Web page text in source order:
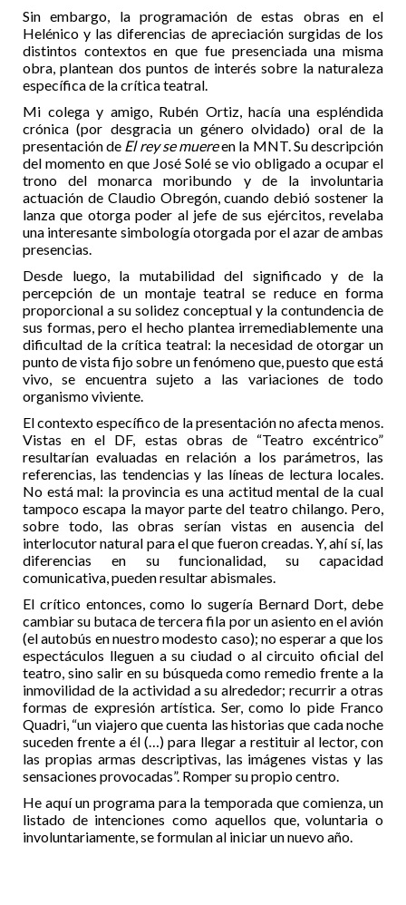
Sin embargo, la programación de estas obras en el
Helénico y las diferencias de apreciación surgidas de los
distintos contextos en que fue presenciada una misma
obra, plantean dos puntos de interés sobre la naturaleza
específica de la crítica teatral.
Mi colega y amigo, Rubén Ortiz, hacía una espléndida
crónica (por desgracia un género olvidado) oral de la
presentación de El rey se muereen la MNT. Su descripción
del momento en que José Solé se vio obligado a ocupar el
trono del monarca moribundo y de la involuntaria
actuación de Claudio Obregón, cuando debió sostener la
lanza que otorga poder al jefe de sus ejércitos, revelaba
una interesante simbología otorgada por el azar de ambas
presencias.
Desde luego, la mutabilidad del significado y de la
percepción de un montaje teatral se reduce en forma
proporcional a su solidez conceptual y la contundencia de
sus formas, pero el hecho plantea irremediablemente una
dificultad de la crítica teatral: la necesidad de otorgar un
punto de vista fijo sobre un fenómeno que, puesto que está
vivo, se encuentra sujeto a las variaciones de todo
organismo viviente.
El contexto específico de la presentación no afecta menos.
Vistas en el DF, estas obras de “Teatro excéntrico”
resultarían evaluadas en relación a los parámetros, las
referencias, las tendencias y las líneas de lectura locales.
No está mal: la provincia es una actitud mental de la cual
tampoco escapa la mayor parte del teatro chilango. Pero,
sobre todo, las obras serían vistas en ausencia del
interlocutor natural para el que fueron creadas. Y, ahí sí, las
diferencias en su funcionalidad, su capacidad
comunicativa, pueden resultar abismales.
El crítico entonces, como lo sugería Bernard Dort, debe
cambiar su butaca de tercera fila por un asiento en el avión
(el autobús en nuestro modesto caso); no esperar a que los
espectáculos lleguen a su ciudad o al circuito oficial del
teatro, sino salir en su búsqueda como remedio frente a la
inmovilidad de la actividad a su alrededor; recurrir a otras
formas de expresión artística. Ser, como lo pide Franco
Quadri, “un viajero que cuenta las historias que cada noche
suceden frente a él (…) para llegar a restituir al lector, con
las propias armas descriptivas, las imágenes vistas y las
sensaciones provocadas”. Romper su propio centro.
He aquí un programa para la temporada que comienza, un
listado de intenciones como aquellos que, voluntaria o
involuntariamente, se formulan al iniciar un nuevo año.